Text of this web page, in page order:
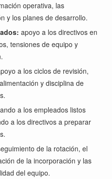
operativa, las
y los planes de desarrollo.
apoyo a los directivos en
tensiones de equipo y
a los ciclos de revisión,
y disciplina de
a los empleados listos
a los directivos a preparar
de la rotación, el
de la incorporación y las
del equipo.